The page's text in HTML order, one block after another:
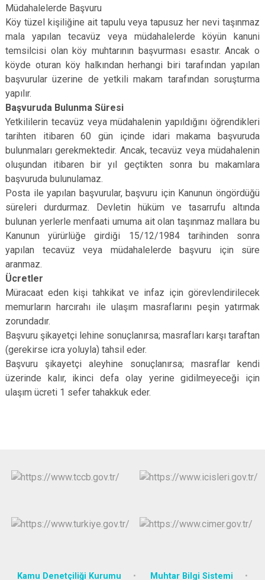
Müdahalelerde Başvuru
Köy tüzel kişiliğine ait tapulu veya tapusuz her nevi taşınmaz
mala yapılan tecavüz veya müdahalelerde köyün kanuni
temsilcisi olan köy muhtarının başvurması esastır. Ancak o
köyde oturan köy halkından herhangi biri tarafından yapılan
başvurular üzerine de yetkili makam tarafından soruşturma
yapılır.
Başvuruda Bulunma Süresi
Yetkililerin tecavüz veya müdahalenin yapıldığını öğrendikleri
tarihten itibaren 60 gün içinde idari makama başvuruda
bulunmaları gerekmektedir. Ancak, tecavüz veya müdahalenin
oluşundan itibaren bir yıl geçtikten sonra bu makamlara
başvuruda bulunulamaz.
Posta ile yapılan başvurular, başvuru için Kanunun öngördüğü
süreleri durdurmaz. Devletin hüküm ve tasarrufu altında
bulunan yerlerle menfaati umuma ait olan taşınmaz mallara bu
Kanunun yürürlüğe girdiği 15/12/1984 tarihinden sonra
yapılan tecavüz veya müdahalelerde başvuru için süre
aranmaz.
Ücretler
Müracaat eden kişi tahkikat ve infaz için görevlendirilecek
memurların harcırahı ile ulaşım masraflarını peşin yatırmak
zorundadır.
Başvuru şikayetçi lehine sonuçlanırsa; masrafları karşı taraftan
(gerekirse icra yoluyla) tahsil eder.
Başvuru şikayetçi aleyhine sonuçlanırsa; masraflar kendi
üzerinde kalır, ikinci defa olay yerine gidilmeyeceği için
ulaşım ücreti 1 sefer tahakkuk eder.
Kamu Denetçiliği Kurumu Muhtar Bilgi Sistemi